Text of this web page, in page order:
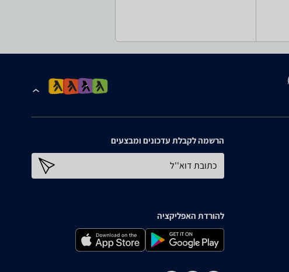
הרשמה לקבלת עדכונים ומבצעים
כתובת דוא''ל
להורדת האפליקציה